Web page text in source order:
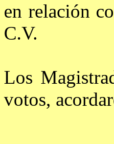
en relación
C.V.
Los
votos,